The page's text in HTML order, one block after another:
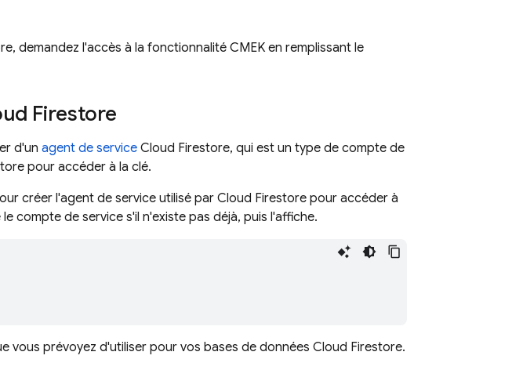
, demandez l'accès à la fonctionnalité CMEK en remplissant le
Firestore
d'un agent de service Cloud Firestore, qui est un type de compte de
pour accéder à la clé.
créer l'agent de service utilisé parCloud Firestore pour accéder à
compte de service s'il n'existe pas déjà, puis l'affiche.
vous prévoyez d'utiliser pour vos bases de données Cloud Firestore.